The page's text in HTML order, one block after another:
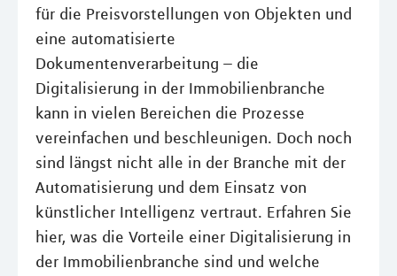
für die Preisvorstellungen von Objekten und
eine automatisierte
Dokumentenverarbeitung – die
Digitalisierung in der Immobilienbranche
kann in vielen Bereichen die Prozesse
vereinfachen und beschleunigen. Doch noch
sind längst nicht alle in der Branche mit der
Automatisierung und dem Einsatz von
künstlicher Intelligenz vertraut. Erfahren Sie
hier, was die Vorteile einer Digitalisierung in
der Immobilienbranche sind und welche